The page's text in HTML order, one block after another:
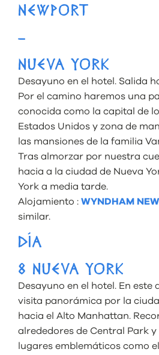
NEWPORT
–
NUEVA YORK
Desayuno en el hotel. Salida
Por el camino haremos una
conocida como la capital de
Estados Unidos y zona de
las mansiones de la familia
Tras almorzar por nuestra
hacia a la ciudad de Nueva
York a media tarde.
Alojamiento : WYNDHAM
similar.
DÍA
8 NUEVA YORK
Desayuno en el hotel. En este
visita panorámica por la
hacia el Alto Manhattan.
alrededores de Central Park
lugares emblemáticos como